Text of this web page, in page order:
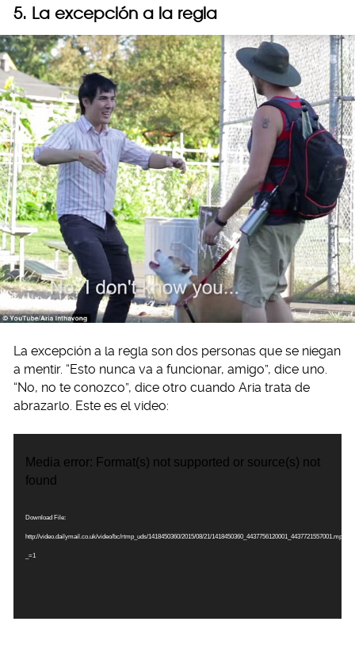
5. La excepción a la regla
La excepción a la regla son dos personas que se niegan
a mentir. “Esto nunca va a funcionar, amigo”, dice uno.
“No, no te conozco”, dice otro cuando Aria trata de
abrazarlo. Este es el video:
PlayerMedia error: Format(s) not supported or source(s) not
found
Download File:
http://video.dailymail.co.uk/video/bc/rtmp_uds/1418450360/2015/08/21/1418450360_4437756120001_4437721557001.mp4?
_=1